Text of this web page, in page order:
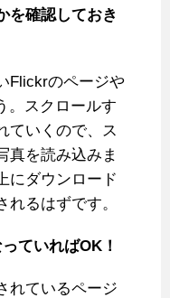
を確認しておき
Flickrのページや
。スクロールす
ていくので、ス
真を読み込みま
にダウンロード
るはずです。
ていればOK！
れているページ